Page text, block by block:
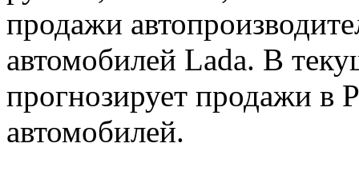
продажи
автомобилей Lada. В
прогнозирует продажи в
автомобилей.